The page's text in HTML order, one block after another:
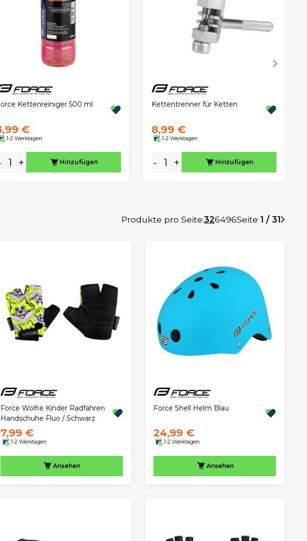
Kettenreiniger 500 ml
€
1-2 Werktagen
+ Hinzufügen
Kettentrenner für Ketten
8,99 €
1-2 Werktagen
- + Hinzufügen
Produkte pro Seite:326496Seite 1 / 31
Force Wolfie Kinder Radfahren
Handschuhe Fluo / Schwarz
7,99 €
1-2 Werktagen
Ansehen
Force Shell Helm Blau
24,99 €
1-2 Werktagen
Ansehen